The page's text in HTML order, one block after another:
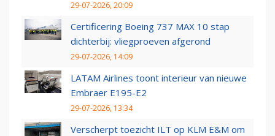
29-07-2026, 20:09
Certificering Boeing 737 MAX 10 stap
dichterbij: vliegproeven afgerond
29-07-2026, 14:09
LATAM Airlines toont interieur van nieuwe
Embraer E195-E2
29-07-2026, 13:34
Verscherpt toezicht ILT op KLM E&M om